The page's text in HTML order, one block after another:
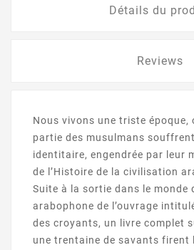
Détails du
Reviews
Nous vivons une triste époque,
partie des musulmans
identitaire, engendrée par leur
de l’Histoire de la civilisation
Suite à la sortie dans le monde
arabophone de l’ouvrage
des croyants, un livre complet
une trentaine de savants firent